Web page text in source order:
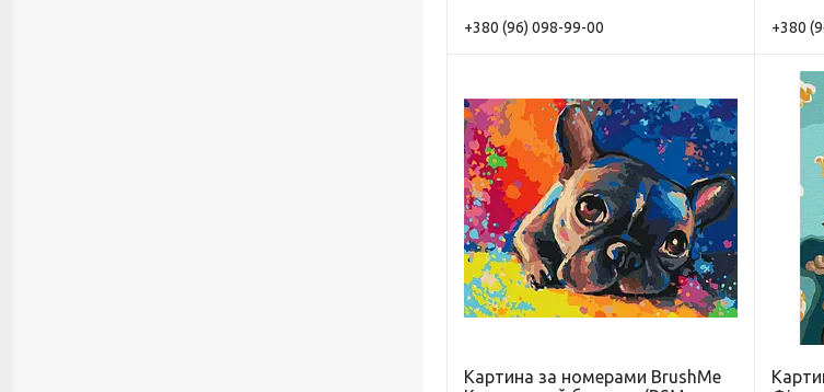
+380 (96) 098-99-00 +380
Картина за номерами BrushMe